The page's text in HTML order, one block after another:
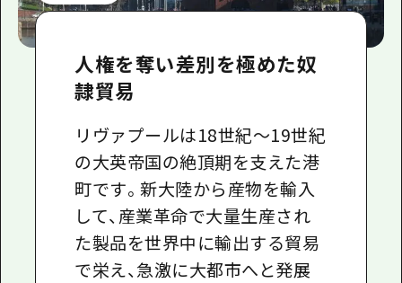
人権を奪い差別を極めた奴
隷貿易
リヴァプールは18世紀～19世紀
の大英帝国の絶頂期を支えた港
町です。新大陸から産物を輸入
して、産業革命で大量生産され
た製品を世界中に輸出する貿易
で栄え、急激に大都市へと発展